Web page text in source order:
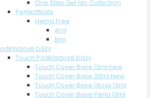
One Step Gel lac Collection
PerfectNails
Hema Free
4ml
8ml
bázy
Touch Podkladové bázy
Touch Cover Base 13ml new
Touch Cover Base 30ml New
Touch Cover Base Gloss 13ml
Touch Cover Base Perla 13ml